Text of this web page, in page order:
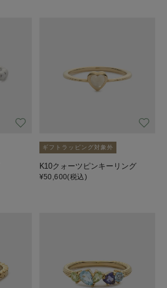
ギフトラッピング対象外
K10クォーツピンキーリング
¥50,600(税込)